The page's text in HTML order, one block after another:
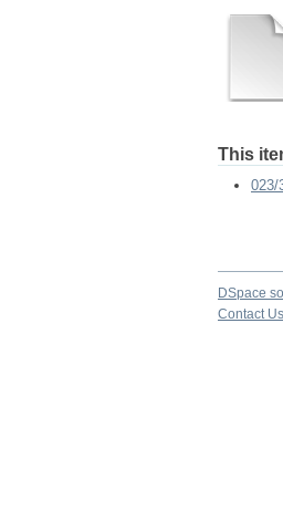
This
023/
DSpace
Contact Us